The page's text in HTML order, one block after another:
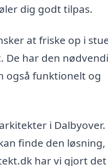
dig godt tilpas.
at friske op i
har den
også funktionelt og
i Dalbyover.
finde den
har vi gjort